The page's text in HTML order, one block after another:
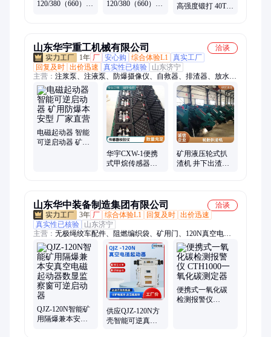
120/380（660）矿
120/380（660）矿
高强度锻打 40T运
山东华宇重工机械有限公司
洽谈
1年 厂 安心购 综合体验L1
真实工厂
回复及时 出价迅速 真实性已核验
山东济宁
主营： 注浆泵、注液泵、防爆摄像仪、自救器、排渣器、放水
器、气体检测仪、自动隔爆装置、钻机、钻头钻杆、电机车、避
难硐室、托辊、压风自救装置、铁路、防回火、防回水回气、巷
道灯
电磁起动器 智能
可逆启动器 矿用
华宇CXW-1便携
式甲烷传感器校
矿用液压轮式扒
渣机 井下出渣设
山东华中装备制造集团有限公司
洽谈
3年 厂 综合体验L1 回复及时 出价迅速
真实性已核验
山东济宁
主营： 无极绳绞车配件、阻燃编织袋、矿用门、120N真空电磁
起动器、矿山机械设备
QJZ-120N智能矿
用隔爆兼本安真
供应QJZ-120N方
壳智能可逆真空
便携式一氧化碳
检测报警仪